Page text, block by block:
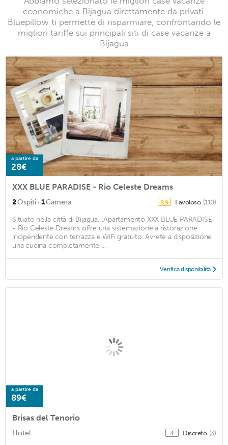
economiche a Bijagua direttamente da privati.
Bluepillow ti permette di risparmiare, confrontando le
migliori tariffe sui principali siti di case vacanze a
Bijagua
a partire da
28€
XXX BLUE PARADISE - Rio Celeste Dreams
2Ospiti · 1Camera 8,9 Favoloso (110)
Situato nella città di Bijagua, l'Apartamento XXX BLUE PARADISE
- Rio Celeste Dreams offre una sistemazione a ristorazione
indipendente con terrazza e WiFi gratuito. Avrete a disposizione
una cucina completamente ...
Verifica disponibilità
a partire da
89€
Brisas del Tenorio
Hotel 4 Discreto (3)